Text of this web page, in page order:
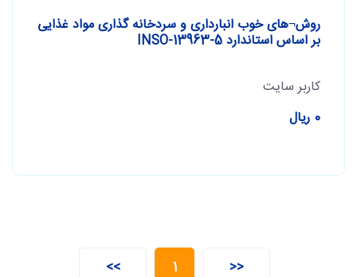
روش¬های خوب انبارداری و سردخانه گذاری مواد غذایی
بر اساس استاندارد INSO-13963-5
کاربر سایت
0 ریال
<<
1
>>